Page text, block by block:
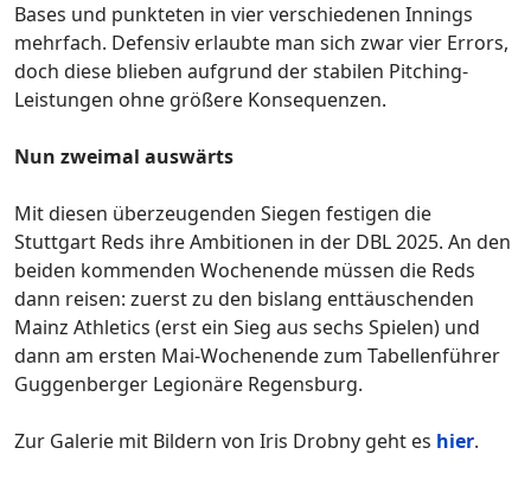
Bases und punkteten in vier verschiedenen Innings
mehrfach. Defensiv erlaubte man sich zwar vier Errors,
doch diese blieben aufgrund der stabilen Pitching-
Leistungen ohne größere Konsequenzen.
Nun zweimal auswärts
Mit diesen überzeugenden Siegen festigen die
Stuttgart Reds ihre Ambitionen in der DBL 2025. An den
beiden kommenden Wochenende müssen die Reds
dann reisen: zuerst zu den bislang enttäuschenden
Mainz Athletics (erst ein Sieg aus sechs Spielen) und
dann am ersten Mai-Wochenende zum Tabellenführer
Guggenberger Legionäre Regensburg.
Zur Galerie mit Bildern von Iris Drobny geht es hier.